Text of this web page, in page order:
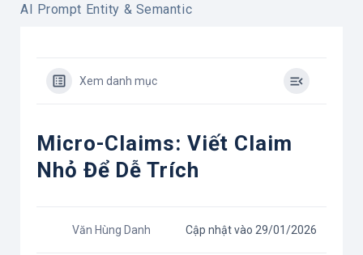
AI Prompt Entity & Semantic
Xem danh mục
Micro-Claims: Viết Claim
Nhỏ Để Dễ Trích
Văn Hùng Danh Cập nhật vào 29/01/2026